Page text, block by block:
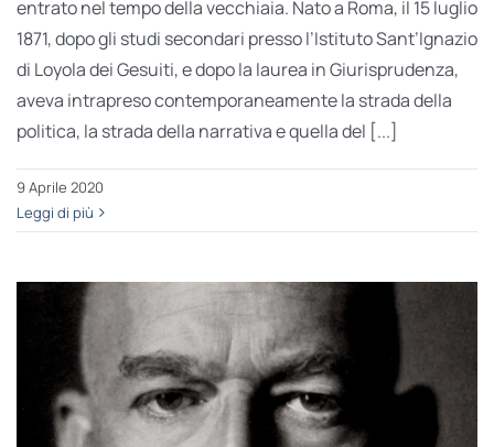
entrato nel tempo della vecchiaia. Nato a Roma, il 15 luglio
1871, dopo gli studi secondari presso l’Istituto Sant’Ignazio
di Loyola dei Gesuiti, e dopo la laurea in Giurisprudenza,
aveva intrapreso contemporaneamente la strada della
politica, la strada della narrativa e quella del [...]
9 Aprile 2020
Leggi di più